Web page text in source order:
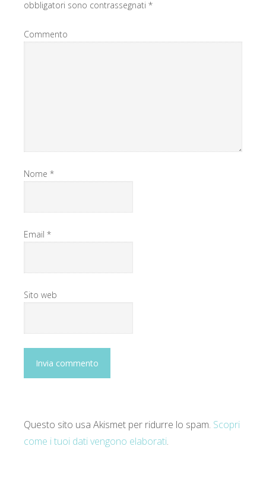
obbligatori sono contrassegnati *
Commento
Nome *
Email *
Sito web
Questo sito usa Akismet per ridurre lo spam. Scopri
come i tuoi dati vengono elaborati.